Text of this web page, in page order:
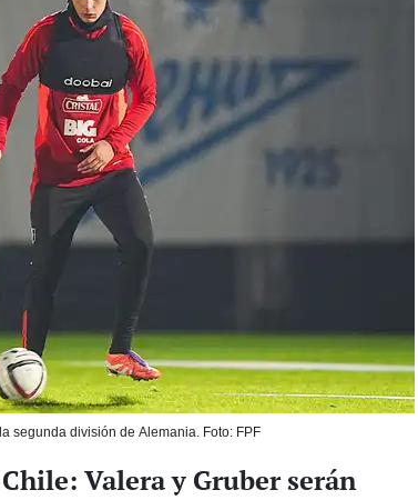
segunda división de Alemania. Foto: FPF
Valera y Gruber serán